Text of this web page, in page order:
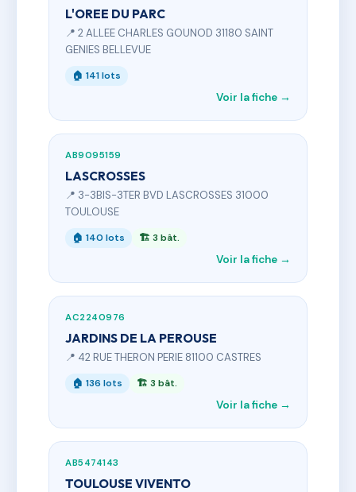
L'OREE DU PARC
📍 2 ALLEE CHARLES GOUNOD 31180 SAINT
GENIES BELLEVUE
🏠 141 lots
Voir la fiche →
AB9095159
LASCROSSES
📍 3-3BIS-3TER BVD LASCROSSES 31000
TOULOUSE
🏠 140 lots 🏗 3 bât.
Voir la fiche →
AC2240976
JARDINS DE LA PEROUSE
📍 42 RUE THERON PERIE 81100 CASTRES
🏠 136 lots 🏗 3 bât.
Voir la fiche →
AB5474143
TOULOUSE VIVENTO